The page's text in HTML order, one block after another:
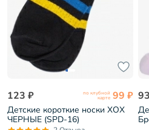
123 ₽ по клубной
карте 99 ₽
Детские короткие носки ХОХ
ЧЕРНЫЕ (SPD-16)